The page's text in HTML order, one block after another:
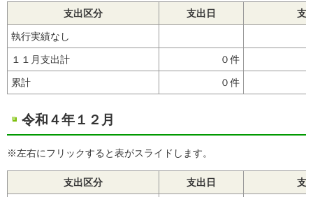
支出区分 支出日 支
執行実績なし
１１月支出計 ０件
累計 ０件
令和４年１２月
※左右にフリックすると表がスライドします。
支出区分 支出日 支